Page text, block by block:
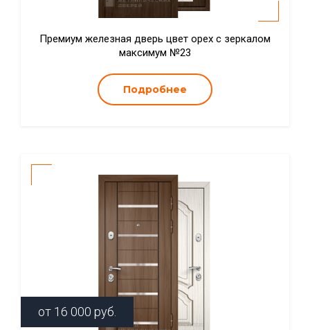
Премиум железная дверь цвет орех с зеркалом
максимум №23
Подробнее
от 16 000 руб.